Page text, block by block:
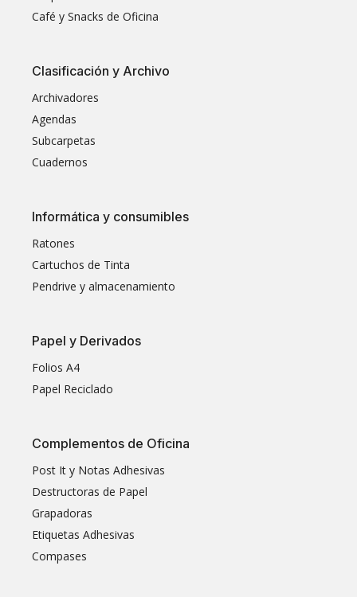
Café y Snacks de Oficina
Clasificación y Archivo
Archivadores
Agendas
Subcarpetas
Cuadernos
Informática y consumibles
Ratones
Cartuchos de Tinta
Pendrive y almacenamiento
Papel y Derivados
Folios A4
Papel Reciclado
Complementos de Oficina
Post It y Notas Adhesivas
Destructoras de Papel
Grapadoras
Etiquetas Adhesivas
Compases